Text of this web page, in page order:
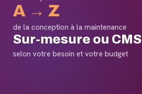
A → Z
de la conception à la maintenance
Sur-mesure ou CMS
selon votre besoin et votre budget